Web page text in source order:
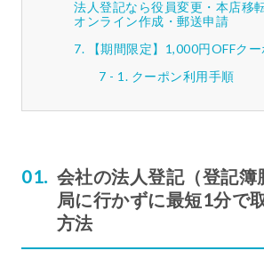
法人登記なら役員変更・本店移
オンライン作成・郵送申請
【期間限定】1,000円OFFク
クーポン利用手順
会社の法人登記（登記簿
局に行かずに最短1分で
方法